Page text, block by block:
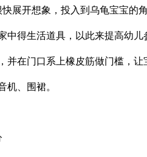
展开想象，投入到乌龟宝宝的角
中得生活道具，以此来提高幼儿
并在门口系上橡皮筋做门槛，让
机、围裙。